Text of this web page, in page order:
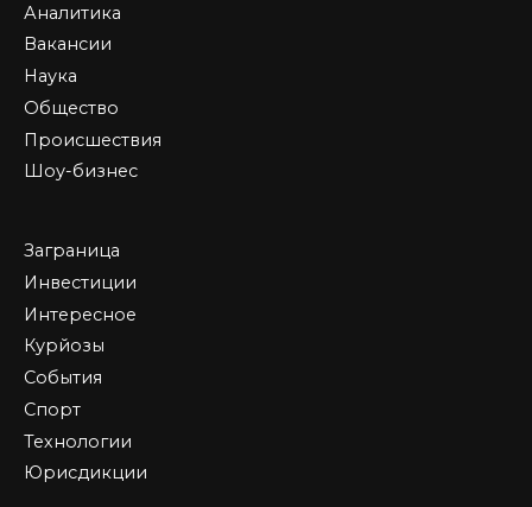
Аналитика
Вакансии
Наука
Общество
Происшествия
Шоу-бизнес
Заграница
Инвестиции
Интересное
Курйозы
События
Спорт
Технологии
Юрисдикции